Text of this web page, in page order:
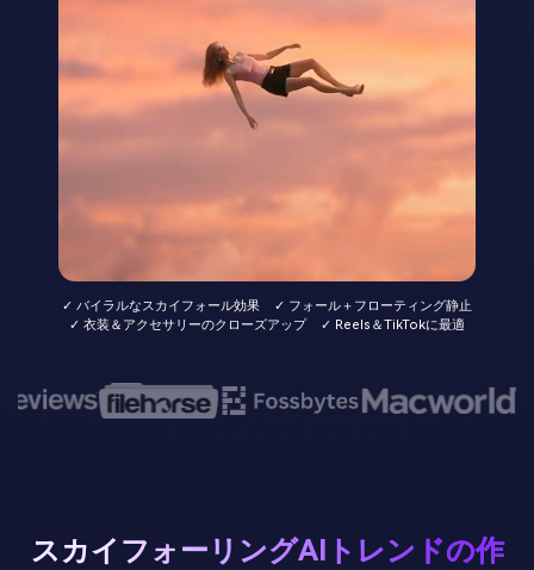
✓ バイラルなスカイフォール効果
✓ フォール＋フローティング静止
✓ 衣装＆アクセサリーのクローズアップ
✓ Reels＆TikTokに最適
スカイフォーリングAIトレンドの作